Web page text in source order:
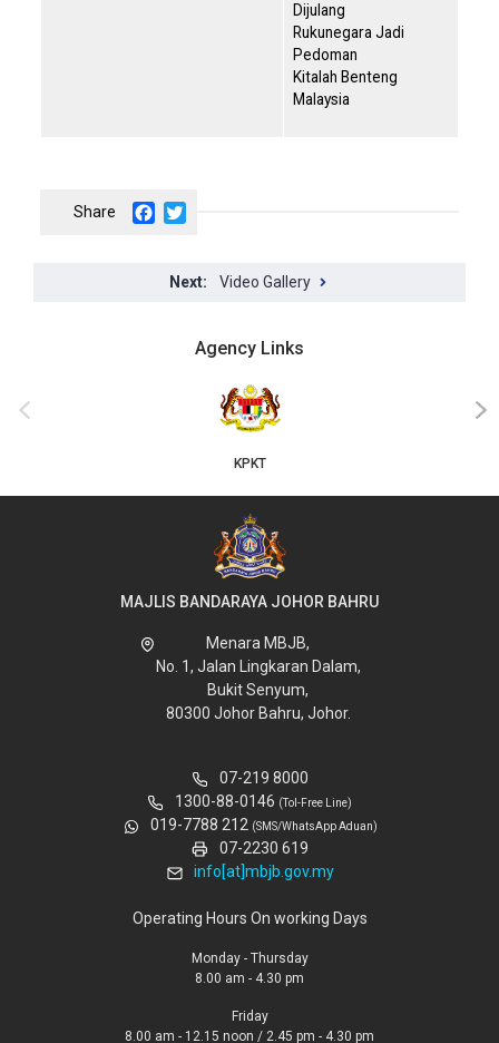
Dijulang
Rukunegara Jadi
Pedoman
Kitalah Benteng
Malaysia
Facebook
Video Gallery
Agency Links
KPKT
‹ ›
MAJLIS BANDARAYA JOHOR BAHRU
Menara MBJB,
No. 1, Jalan Lingkaran Dalam,
Bukit Senyum,
80300 Johor Bahru, Johor.
07-219 8000
1300-88-0146 (Tol-Free Line)
019-7788 212 (SMS/WhatsApp Aduan)
07-2230 619
info[at]mbjb.gov.my
Operating Hours On working Days
Monday - Thursday
8.00 am - 4.30 pm
Friday
8.00 am - 12.15 noon / 2.45 pm - 4.30 pm